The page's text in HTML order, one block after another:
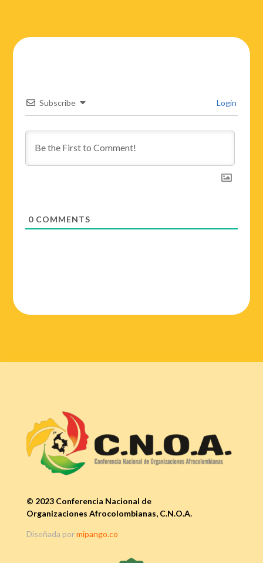
Subscribe Login
0 COMMENTS
© 2023 Conferencia Nacional de
Organizaciones Afrocolombianas, C.N.O.A.
Diseñada pormipango.co